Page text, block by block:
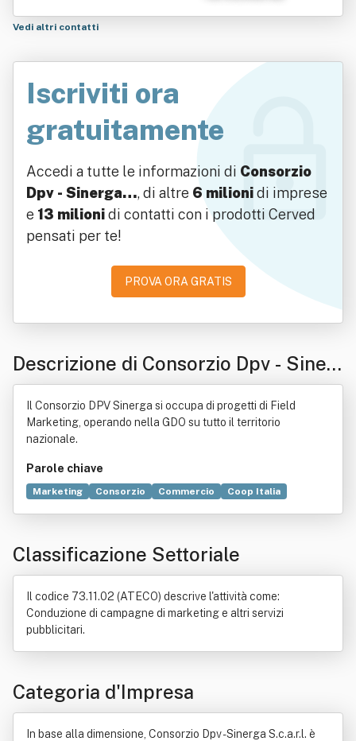
Vedi altri contatti
Iscriviti ora
gratuitamente
Accedi a tutte le informazioni di Consorzio
Dpv - Sinerga…, di altre 6 milionidi imprese
e 13 milionidi contatti con i prodotti Cerved
pensati per te!
PROVA ORA GRATIS
Descrizione di Consorzio Dpv - Siner
ga S.c.a.r.l.
Il Consorzio DPV Sinerga si occupa di progetti di Field
Marketing, operando nella GDO su tutto il territorio
nazionale.
Parole chiave
Marketing Consorzio Commercio
Coop Italia
Classificazione Settoriale
Il codice 73.11.02 (ATECO) descrive l'attività come:
Conduzione di campagne di marketing e altri servizi
pubblicitari.
Categoria d'Impresa
In base alla dimensione, Consorzio Dpv - Sinerga S.c.a.r.l. è